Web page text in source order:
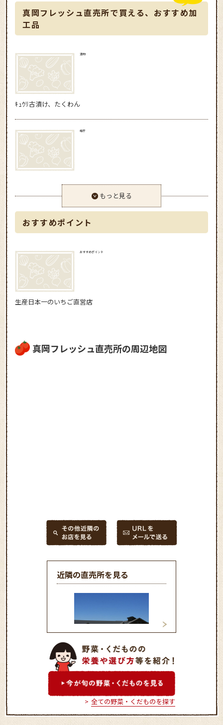
真岡フレッシュ直売所で買える、おすすめ加
工品
漬物
ｷｭｳﾘ古漬け、たくわん
梅干
もっと見る
おすすめポイント
おすすめポイント
生産日本一のいちご直営店
真岡フレッシュ直売所の周辺地図
近隣の直売所を見る
井頭フレッシュ直売所 益子フレッシュ
全ての野菜・くだものを探す